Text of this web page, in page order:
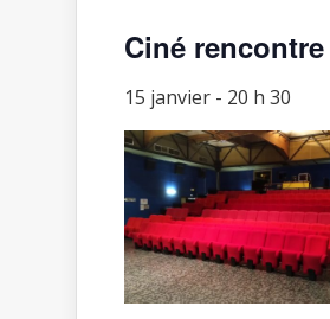
Ciné rencontre
15 janvier - 20 h 30